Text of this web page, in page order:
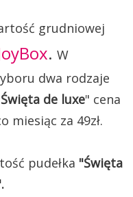
grudniowej
. W
dwa rodzaje
Święta de luxe" cena
miesiąc za 49zł.
pudełka "Święta